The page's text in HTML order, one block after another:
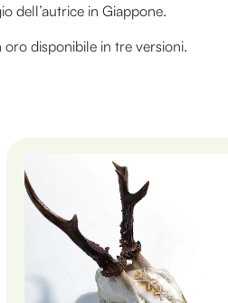
dell’autrice in Giappone.
disponibile in tre versioni.